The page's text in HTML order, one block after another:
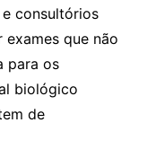
consultórios
que não
para os
biológico
de